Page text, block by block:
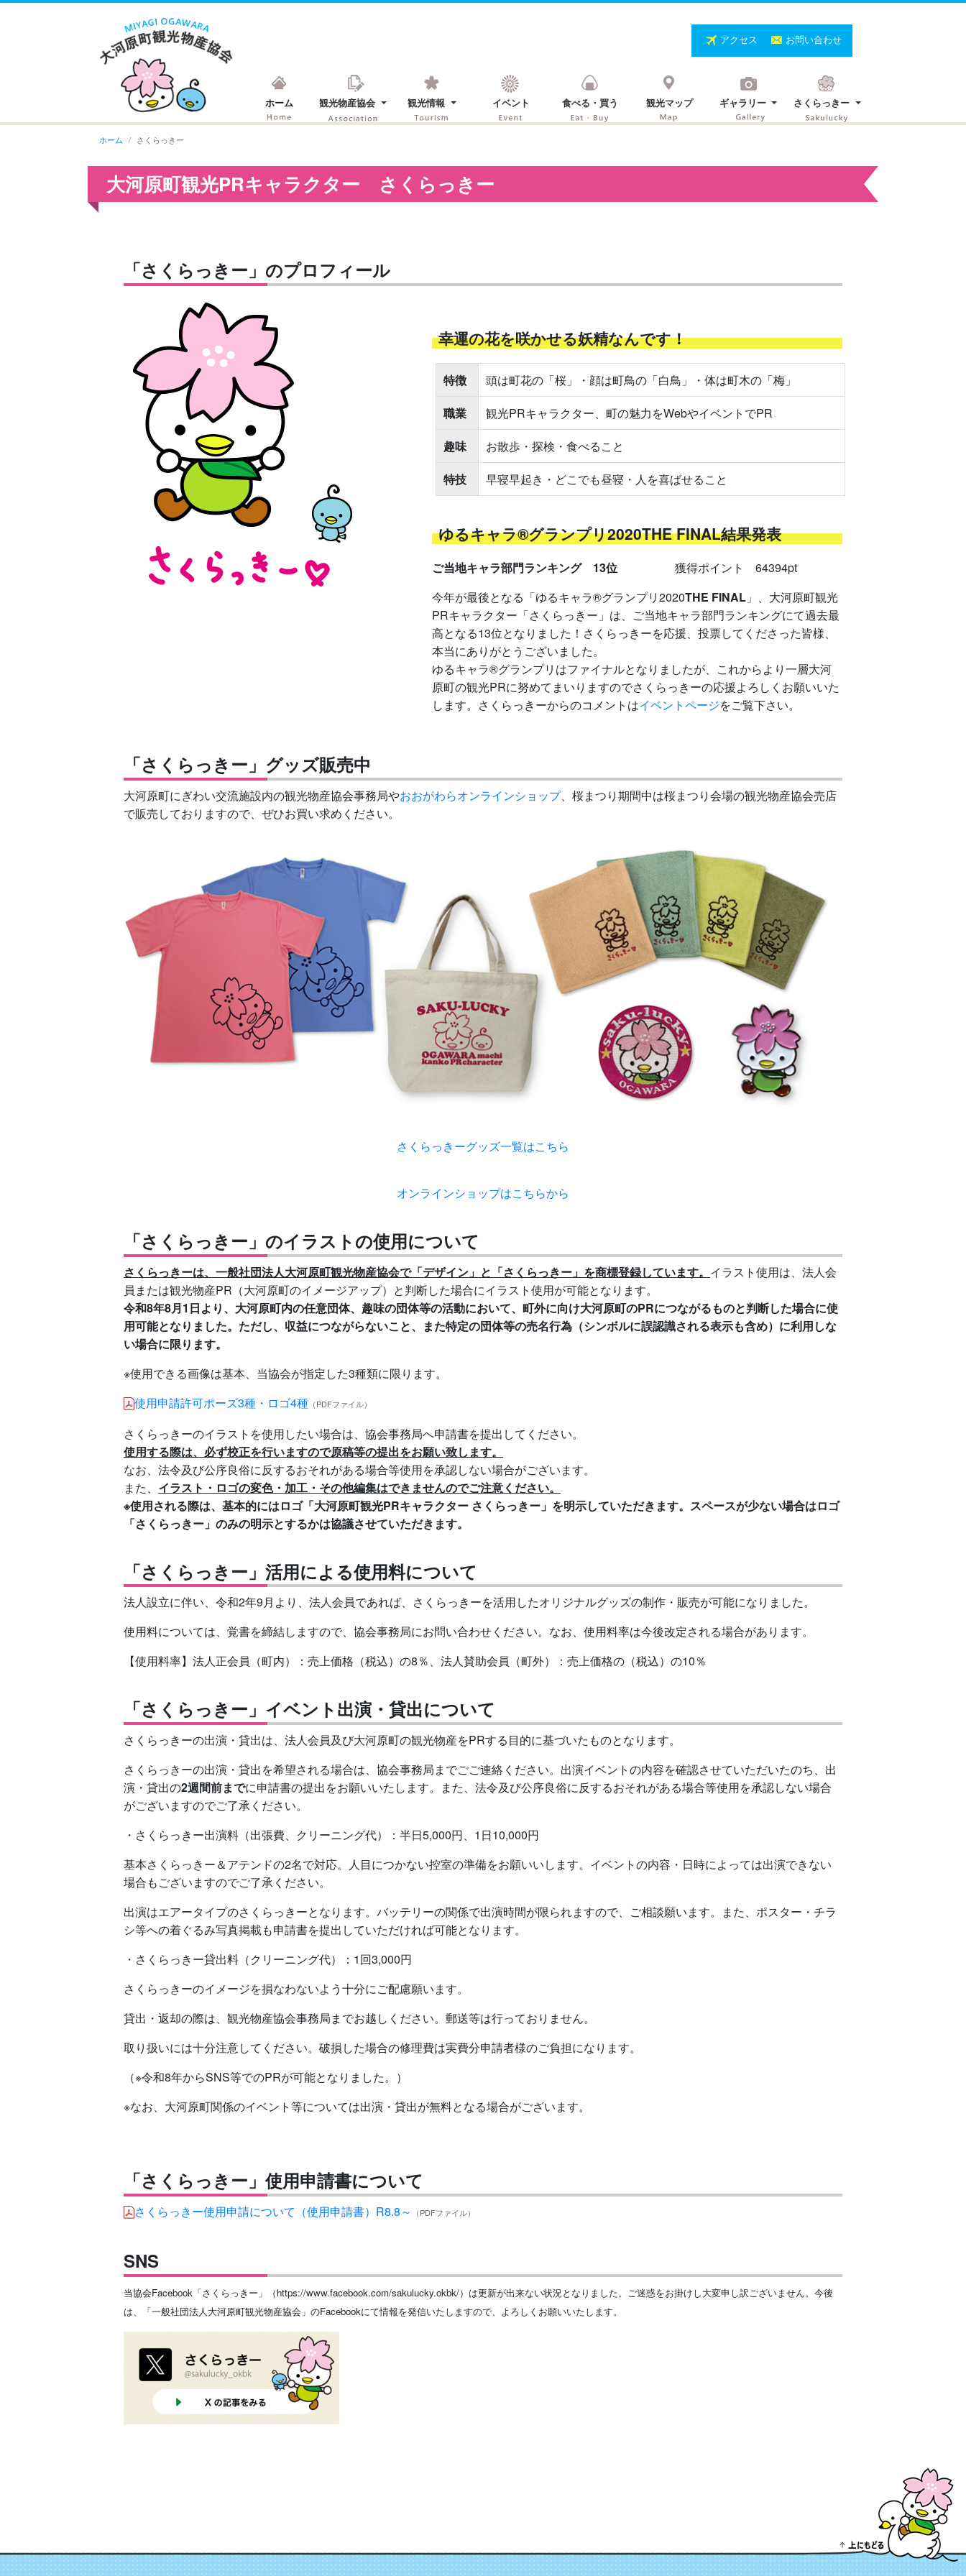
ホーム 観光物産協会 観光情報 イベント 食べる・買う 観光マップ ギャラリー さくらっきー
アクセス お問い合わせ
ホーム さくらっきー
大河原町観光PRキャラクター さくらっきー
「さくらっきー」のプロフィール
幸運の花を咲かせる妖精なんです！
特徴
頭は町花の「桜」・顔は町鳥の「白鳥」・体は町木の「梅」
職業
観光PRキャラクター、町の魅力をWebやイベントでPR
趣味
お散歩・探検・食べること
特技
早寝早起き・どこでも昼寝・人を喜ばせること
ゆるキャラ®グランプリ2020THE FINAL結果発表
ご当地キャラ部門ランキング 13位
獲得ポイント 64394pt
今年が最後となる「ゆるキャラ®グランプリ2020THE FINAL 」、大河原町観光
PRキャラクター「さくらっきー」は、ご当地キャラ部門ランキングにて過去最
高となる13位となりました！さくらっきーを応援、投票してくださった皆様、
本当にありがとうございました。
ゆるキャラ®グランプリはファイナルとなりましたが、これからより一層大河
原町の観光PRに努めてまいりますのでさくらっきーの応援よろしくお願いいた
します。さくらっきーからのコメントはイベントページをご覧下さい。
「さくらっきー」グッズ販売中
大河原町にぎわい交流施設内の観光物産協会事務局やおおがわらオンラインショップ、桜まつり期間中は桜まつり会場の観光物産協会売店
で販売しておりますので、ぜひお買い求めください。
さくらっきーグッズ一覧はこちら
オンラインショップはこちらから
「さくらっきー」のイラストの使用について
さくらっきーは、一般社団法人大河原町観光物産協会で「デザイン」と「さくらっきー」を商標登録しています。 イラスト使用は、法人会
員または観光物産PR（大河原町のイメージアップ）と判断した場合にイラスト使用が可能となります。
令和8年8月1日より、大河原町内の任意団体、趣味の団体等の活動において、町外に向け大河原町のPRにつながるものと判断した場合に使
用可能となりました。ただし、収益につながらないこと、また特定の団体等の売名行為（シンボルに誤認識される表示も含め）に利用しな
い場合に限ります。
※使用できる画像は基本、当協会が指定した3種類に限ります。
使用申請許可ポーズ3種・ロゴ4種 （PDFファイル）
さくらっきーのイラストを使用したい場合は、協会事務局へ申請書を提出してください。
使用する際は、必ず校正を行いますので原稿等の提出をお願い致します。
なお、法令及び公序良俗に反するおそれがある場合等使用を承認しない場合がございます。
また、 イラスト・ロゴの変色・加工・その他編集はできませんのでご注意ください。
※使用される際は、基本的にはロゴ「大河原町観光PRキャラクター さくらっきー」を明示していただきます。スペースが少ない場合はロゴ
「さくらっきー」のみの明示とするかは協議させていただきます。
「さくらっきー」活用による使用料について
法人設立に伴い、令和2年9月より、法人会員であれば、さくらっきーを活用したオリジナルグッズの制作・販売が可能になりました。
使用料については、覚書を締結しますので、協会事務局にお問い合わせください。なお、使用料率は今後改定される場合があります。
【使用料率】法人正会員（町内）：売上価格（税込）の8％、法人賛助会員（町外）：売上価格の（税込）の10％
「さくらっきー」イベント出演・貸出について
さくらっきーの出演・貸出は、法人会員及び大河原町の観光物産をPRする目的に基づいたものとなります。
さくらっきーの出演・貸出を希望される場合は、協会事務局までごご連絡ください。出演イベントの内容を確認させていただいたのち、出
演・貸出の2週間前までに申請書の提出をお願いいたします。また、法令及び公序良俗に反するおそれがある場合等使用を承認しない場合
がございますのでご了承ください。
・さくらっきー出演料（出張費、クリーニング代）：半日5,000円、1日10,000円
基本さくらっきー＆アテンドの2名で対応。人目につかない控室の準備をお願いいします。イベントの内容・日時によっては出演できない
場合もございますのでご了承ください。
出演はエアータイプのさくらっきーとなります。バッテリーの関係で出演時間が限られますので、ご相談願います。また、ポスター・チラ
シ等への着ぐるみ写真掲載も申請書を提出していただければ可能となります。
・さくらっきー貸出料（クリーニング代）：1回3,000円
さくらっきーのイメージを損なわないよう十分にご配慮願います。
貸出・返却の際は、観光物産協会事務局までお越しください。郵送等は行っておりません。
取り扱いには十分注意してください。破損した場合の修理費は実費分申請者様のご負担になります。
（※令和8年からSNS等でのPRが可能となりました。）
※なお、大河原町関係のイベント等については出演・貸出が無料となる場合がございます。
「さくらっきー」使用申請書について
さくらっきー使用申請について（使用申請書）R8.8～ （PDFファイル）
SNS
当協会Facebook「さくらっきー」（https://www.facebook.com/sakulucky.okbk/）は更新が出来ない状況となりました。ご迷惑をお掛けし大変申し訳ございません。今後
は、「一般社団法人大河原町観光物産協会」のFacebookにて情報を発信いたしますので、よろしくお願いいたします。